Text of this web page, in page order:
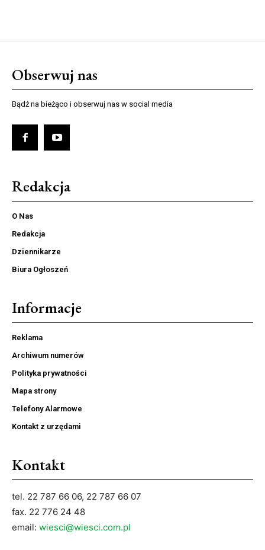
Obserwuj nas
Bądź na bieżąco i obserwuj nas w social media
Redakcja
O Nas
Redakcja
Dziennikarze
Biura Ogłoszeń
Informacje
Reklama
Archiwum numerów
Polityka prywatności
Mapa strony
Telefony Alarmowe
Kontakt z urzędami
Kontakt
tel. 22 787 66 06, 22 787 66 07
fax. 22 776 24 48
email: wiesci@wiesci.com.pl